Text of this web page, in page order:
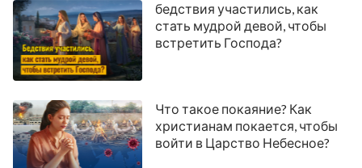
бедствия участились, как
стать мудрой девой, чтобы
встретить Господа?
Что такое покаяние? Как
христианам покается, чтобы
войти в Царство Небесное?